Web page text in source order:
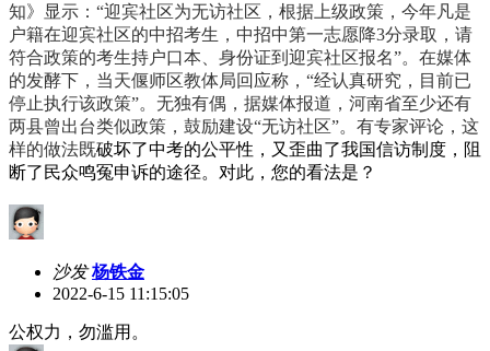
知》显示：“迎宾社区为无访社区，根据上级政策，今年凡是
户籍在迎宾社区的中招考生，中招中第一志愿降3分录取，请
符合政策的考生持户口本、身份证到迎宾社区报名”。 在媒体
的发酵下，当天偃师区教体局回应称，“经认真研究，目前已
停止执行该政策”。无独有偶，据媒体报道， 河南省至少还有
两县曾出台类似政策，鼓励建设“无访社区”。有专家评论，这
样的做法既破坏了中考的公平性，又歪曲了我国信访制度，阻
断了民众鸣冤申诉的途径。对此，您的看法是？
沙发 杨铁金
2022-6-15 11:15:05
公权力，勿滥用。